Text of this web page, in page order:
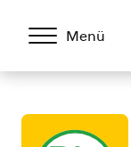
Menü